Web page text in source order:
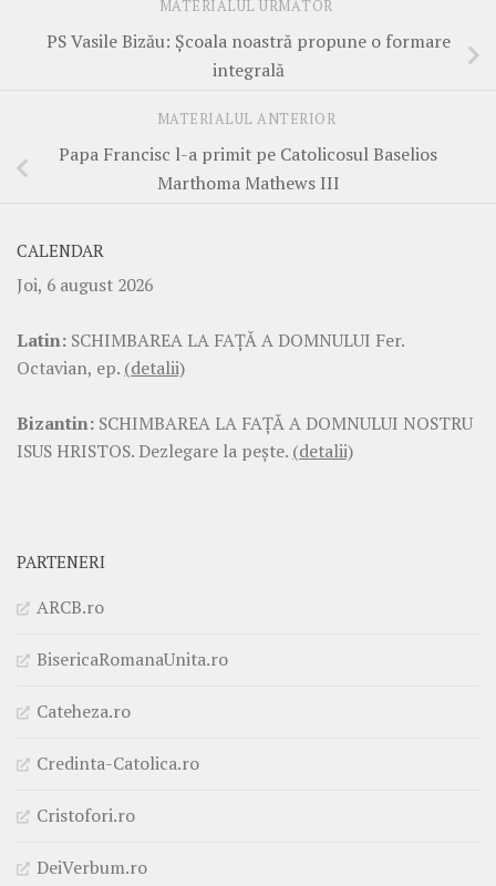
MATERIALUL URMĂTOR
PS Vasile Bizău: Școala noastră propune o formare
integrală
MATERIALUL ANTERIOR
Papa Francisc l-a primit pe Catolicosul Baselios
Marthoma Mathews III
CALENDAR
Joi, 6 august 2026
Latin: SCHIMBAREA LA FAŢĂ A DOMNULUI Fer.
Octavian, ep. (detalii)
Bizantin: SCHIMBAREA LA FAŢĂ A DOMNULUI NOSTRU
ISUS HRISTOS. Dezlegare la pește. (detalii)
PARTENERI
ARCB.ro
BisericaRomanaUnita.ro
Cateheza.ro
Credinta-Catolica.ro
Cristofori.ro
DeiVerbum.ro